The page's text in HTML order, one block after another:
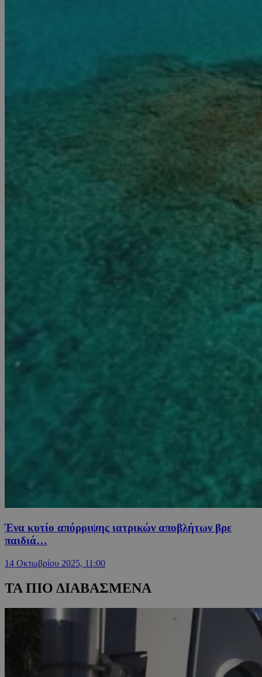
Ένα κυτίο απόρριψης ιατρικών αποβλήτων βρε
παιδιά…
14 Οκτωβρίου 2025, 11:00
ΤΑ ΠΙΟ ΔΙΑΒΑΣΜΕΝΑ